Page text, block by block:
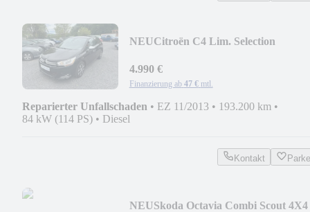
NEUCitroën C4 Lim. Selection
4.990 €
Finanzierung ab 47 € mtl.
Reparierter Unfallschaden • EZ 11/2013 • 193.200 km •
84 kW (114 PS) • Diesel
Kontakt
NEUSkoda Octavia Combi Scout 4X4